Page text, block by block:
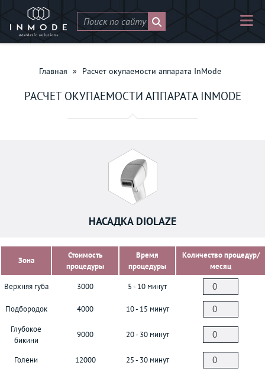
Главная » Расчет окупаемости аппарата InMode
РАСЧЕТ ОКУПАЕМОСТИ АППАРАТА INMODE
НАСАДКА DIOLAZE
Зона
Стоимость
процедуры
Время
процедуры
Количество процедур/
месяц
Верхняя губа
3000 5 - 10 минут
Подбородок 4000
10 - 15 минут
Глубокое
бикини
9000 20 - 30 минут
Голени 12000 25 - 30 минут